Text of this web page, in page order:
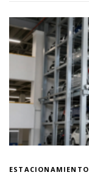
ESTACIONAMIENTO